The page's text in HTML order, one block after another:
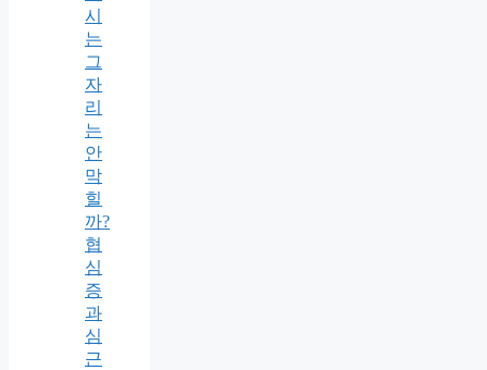
시
는
그
자
리
는
안
막
힐
까?
협
심
증
과
심
근